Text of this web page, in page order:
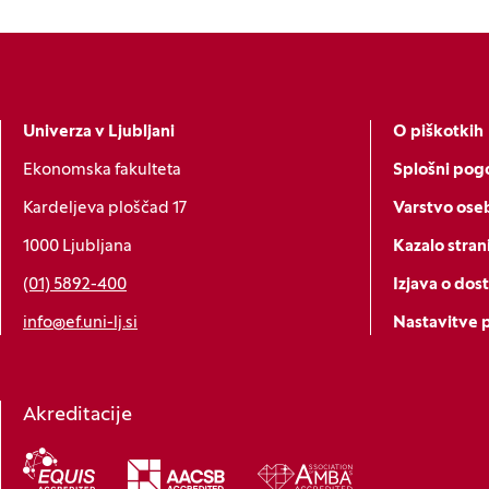
Univerza v Ljubljani
Ekonomska fakulteta
Kardeljeva ploščad 17
1000 Ljubljana
(01) 5892-400
info@ef.uni-lj.si
O piškotkih
Splošni
Varstvo
Kazalo
Izjava o
Nastavitve
Akreditacije